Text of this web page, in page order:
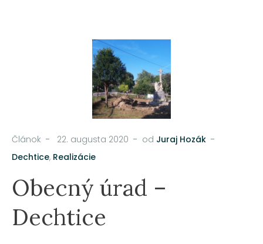
Článok 22. augusta 2020 od Juraj Hozák
Dechtice, Realizácie
Obecný úrad –
Dechtice